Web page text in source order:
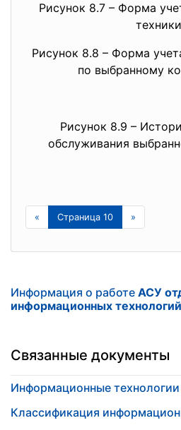
Рисунок 8.7 – Форма
техники
Рисунок 8.8 – Форма
по выбранному
Рисунок 8.9 –
обслуживания
« Страница 10 »
Информация о работе АСУ
информационных технологий
Связанные документы
Информационные
Классификация